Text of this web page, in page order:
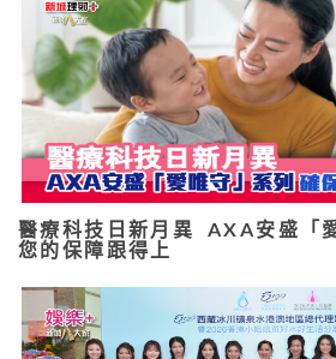
醫療科技日新月異 AXA安盛「
您的保障跟得上